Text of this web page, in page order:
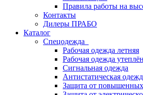
Правила работы на
Контакты
Дилеры ПРАБО
Каталог
Спецодежда
Рабочая одежда летняя
Рабочая одежда
Сигнальная одежда
Антистатическая
Защита от повышенных